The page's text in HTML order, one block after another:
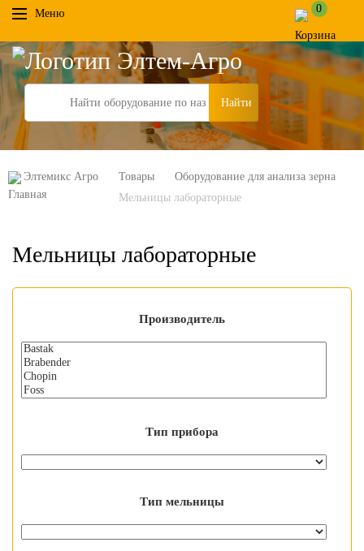
Меню 0
Search
Элтемикс Агро Товары
Оборудование для анализа зерна
Мельницы лабораторные
Мельницы лабораторные
Производитель
Тип прибора
Тип мельницы